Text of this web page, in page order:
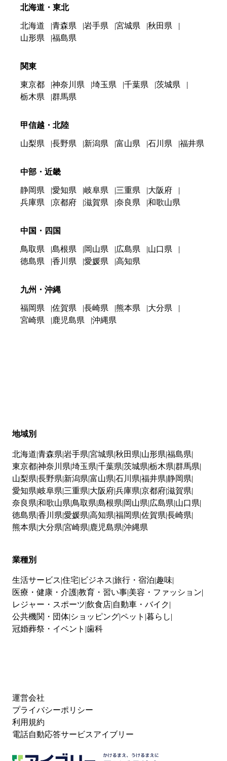
北海道・東北
北海道 青森県 岩手県 宮城県
秋田県
山形県
福島県
関東
東京都 神奈川県 埼玉県 千葉県
茨城県
栃木県
群馬県
甲信越・北陸
山梨県 長野県 新潟県 富山県 石川県 福井県
中部・近畿
静岡県 愛知県 岐阜県 三重県
大阪府
兵庫県
京都府 滋賀県 奈良県 和歌山県
中国・四国
鳥取県 島根県 岡山県 広島県
山口県
徳島県
香川県 愛媛県 高知県
九州・沖縄
福岡県 佐賀県 長崎県 熊本県
大分県
宮崎県
鹿児島県 沖縄県
地域別
北海道 青森県 岩手県 宮城県 秋田県 山形県 福島県
東京都神奈川県 埼玉県 千葉県 茨城県 栃木県 群馬県
山梨県 長野県 新潟県 富山県 石川県 福井県 静岡県
愛知県 岐阜県 三重県 大阪府兵庫県 京都府滋賀県
奈良県 和歌山県 鳥取県 島根県 岡山県 広島県 山口県
徳島県 香川県 愛媛県 高知県 福岡県 佐賀県 長崎県
熊本県 大分県 宮崎県 鹿児島県 沖縄県
業種別
生活サービス 住宅 ビジネス 旅行・宿泊 趣味
医療・健康・介護教育・習い事 美容・ファッション
レジャー・スポーツ 飲食店 自動車・バイク
公共機関・団体 ショッピングペット 暮らし
冠婚葬祭・イベント 歯科
運営会社
プライバシーポリシー
利用規約
電話自動応答サービスアイブリー